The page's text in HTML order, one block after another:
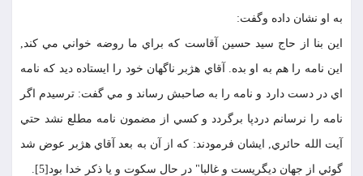
به او نشان داده وگفت:
اين بنا از حاج سيد حسين آقاست كه براي ما روضه خواني مي كند,
اين نامه را هم به او بده. آقاي هژبر ناگهان خود را ايستاده ديد كه نامه
اي در دست دارد و نامه را به صاحبش رساند و مي گفت: ترسيدم اگر
نامه را نرسانم دردپا برگردد و كسي از مضمون نامه مطلع نشد حتي
آيت الله حائري, ايشان فرمودند: كه از آن به بعد آقاي هژبر عوض شد
گوئي از جهان ديگريست و غالبا" در حال سكوت و يا ذكر خدا بود[5].